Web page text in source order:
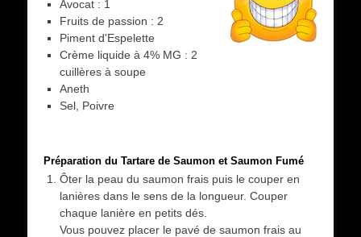
Avocat : 1
Fruits de passion : 2
Piment d'Espelette
Crème liquide à 4% MG : 2
cuillères à soupe
Aneth
Sel, Poivre
Préparation du Tartare de Saumon et Saumon Fumé
Ôter la peau du saumon frais puis le couper en
lanières dans le sens de la longueur. Couper
chaque lanière en petits dés.
Vous pouvez placer le pavé de saumon frais au